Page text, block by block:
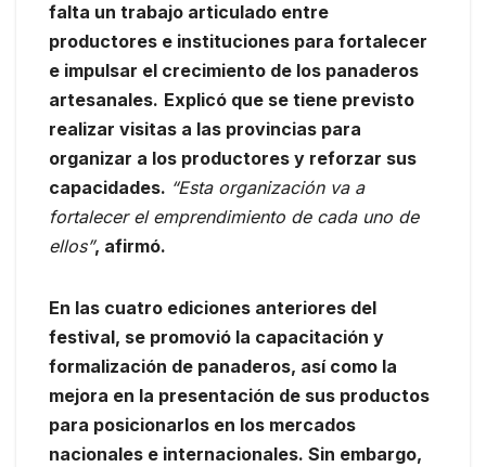
falta un trabajo articulado entre
productores e instituciones para fortalecer
e impulsar el crecimiento de los panaderos
artesanales. Explicó que se tiene previsto
realizar visitas a las provincias para
organizar a los productores y reforzar sus
capacidades. “Esta organización va a
fortalecer el emprendimiento de cada uno de
ellos”, afirmó.
En las cuatro ediciones anteriores del
festival, se promovió la capacitación y
formalización de panaderos, así como la
mejora en la presentación de sus productos
para posicionarlos en los mercados
nacionales e internacionales. Sin embargo,